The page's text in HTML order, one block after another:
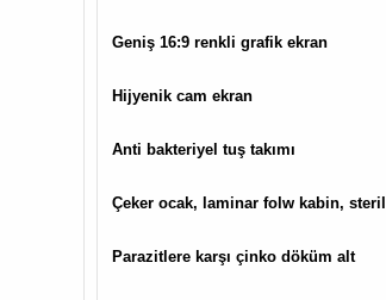
Geniş 16:9 renkli grafik ekran
Hijyenik cam ekran
Anti bakteriyel tuş takımı
Çeker ocak, laminar folw kabin,
Parazitlere karşı çinko döküm alt